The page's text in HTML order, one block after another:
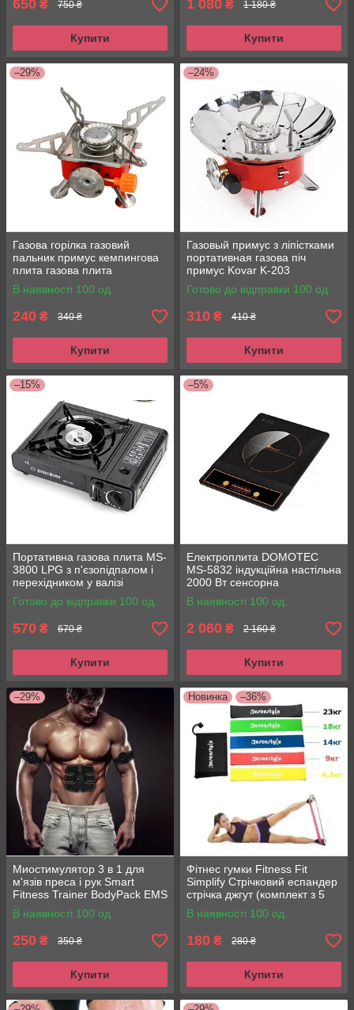
650 ₴ 750 ₴
Купити
1 080 ₴ 1 180 ₴
Купити
–29%
Газова горілка газовий
пальник примус кемпингова
плита газова плита
портативна з чохлом
В наявності 100 од.
240 ₴ 340 ₴
Купити
–24%
Газовый примус з ліпістками
портативная газова піч
примус Kovar K-203
туристична із захистом від
вітру
Готово до відправки 100 од.
310 ₴ 410 ₴
Купити
–15%
Портативна газова плита MS-
3800 LPG з п'єзопідпалом і
перехідником у валізі
Готово до відправки 100 од.
570 ₴ 670 ₴
Купити
–5%
Електроплита DOMOTEC
MS-5832 індукційна настільна
2000 Вт сенсорна
В наявності 100 од.
2 060 ₴ 2 160 ₴
Купити
–29%
Миостимулятор 3 в 1 для
м'язів преса і рук Smart
Fitness Trainer BodyPack EMS
Електростимулятор
В наявності 100 од.
250 ₴ 350 ₴
Купити
Новинка –36%
Фітнес гумки Fitness Fit
Simplify Стрічковий еспандер
стрічка джгут (комплект з 5
штук)
В наявності 100 од.
180 ₴ 280 ₴
Купити